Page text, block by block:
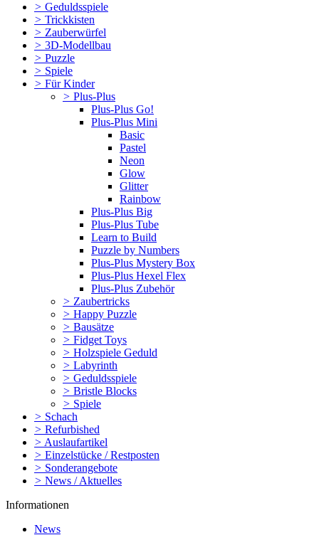
> Geduldsspiele
> Trickkisten
> Zauberwürfel
> 3D-Modellbau
> Puzzle
> Spiele
> Für Kinder
> Plus-Plus
Plus-Plus Go!
Plus-Plus Mini
Basic
Pastel
Neon
Glow
Glitter
Rainbow
Plus-Plus Big
Plus-Plus Tube
Learn to Build
Puzzle by Numbers
Plus-Plus Mystery Box
Plus-Plus Hexel Flex
Plus-Plus Zubehör
> Zaubertricks
> Happy Puzzle
> Bausätze
> Fidget Toys
> Holzspiele Geduld
> Labyrinth
> Geduldsspiele
> Bristle Blocks
> Spiele
> Schach
> Refurbished
> Auslaufartikel
> Einzelstücke / Restposten
> Sonderangebote
> News / Aktuelles
Informationen
News